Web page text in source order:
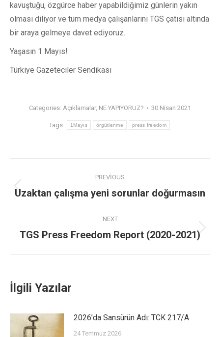
kavuştuğu, özgürce haber yapabildiğimiz günlerin yakın
olması diliyor ve tüm medya çalışanlarını TGS çatısı altında
bir araya gelmeye davet ediyoruz.
Yaşasın 1 Mayıs!
Türkiye Gazeteciler Sendikası
Categories: Açıklamalar, NE YAPIYORUZ? 30 Nisan 2021
Tags: 1Mayıs örgütlenme press freedom
PREVIOUS
Uzaktan çalışma yeni sorunlar doğurmasın
NEXT
TGS Press Freedom Report (2020-2021)
İlgili Yazılar
2026’da Sansürün Adı: TCK 217/A
24 Temmuz 2026